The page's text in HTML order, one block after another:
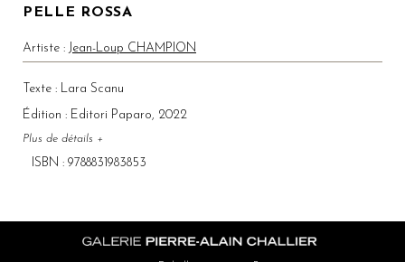
PELLE ROSSA
Artiste : Jean-Loup CHAMPION
Texte : Lara Scanu
Édition : Editori Paparo, 2022
Plus de détails +
ISBN : 9788831983853